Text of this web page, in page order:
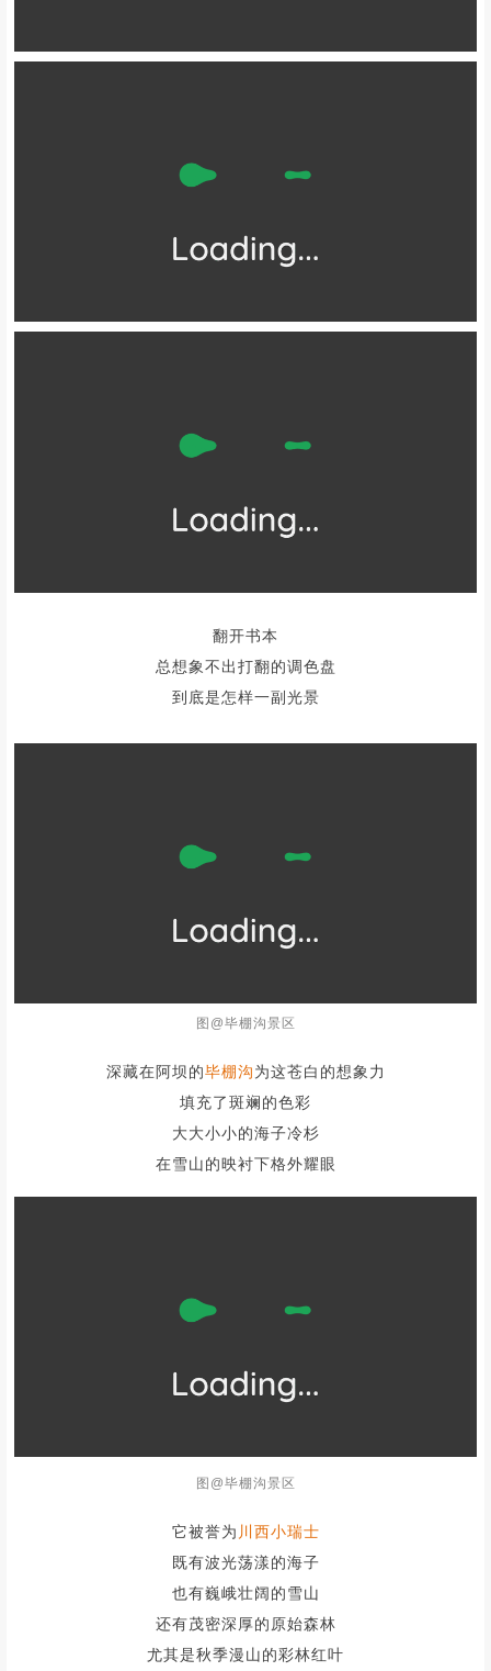
翻开书本
总想象不出打翻的调色盘
到底是怎样一副光景
图@毕棚沟景区
深藏在阿坝的毕棚沟为这苍白的想象力
填充了斑斓的色彩
大大小小的海子冷杉
在雪山的映衬下格外耀眼
图@毕棚沟景区
它被誉为 川西小瑞士
既有波光荡漾的海子
也有巍峨壮阔的雪山
还有茂密深厚的原始森林
尤其是秋季漫山的彩林红叶